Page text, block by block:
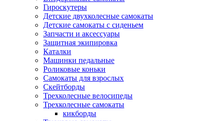
Гироскутеры
Детские двухколесные самокаты
Детские самокаты с сиденьем
Запчасти и аксессуары
Защитная экипировка
Каталки
Машинки педальные
Роликовые коньки
Самокаты для взрослых
Скейтборды
Трехколесные велосипеды
Трехколесные самокаты
кикборды